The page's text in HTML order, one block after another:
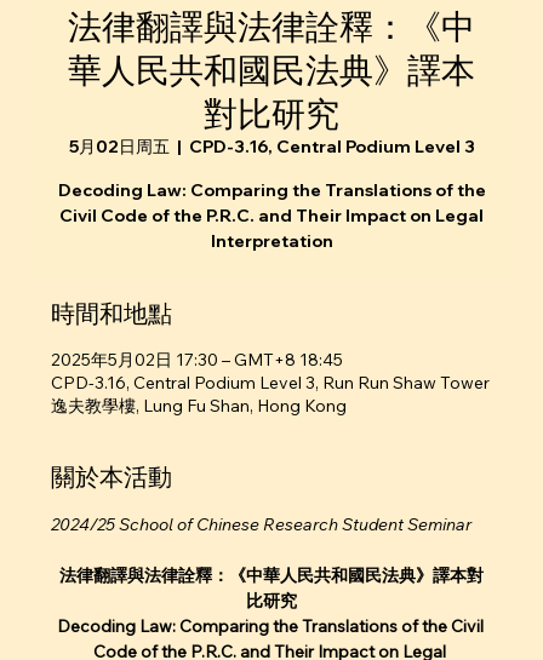
法律翻譯與法律詮釋：《中
華人民共和國民法典》譯本
對比研究
5月02日周五
  |
CPD-3.16, Central Podium Level 3
Decoding Law: Comparing the Translations of the
Civil Code of the P.R.C. and Their Impact on Legal
Interpretation
時間和地點
2025年5月02日 17:30 – GMT+8 18:45
CPD-3.16, Central Podium Level 3, Run Run Shaw Tower
逸夫教學樓, Lung Fu Shan, Hong Kong
關於本活動
2024/25 School of Chinese Research Student Seminar
法律翻譯與法律詮釋：《中華人民共和國民法典》譯本對
比研究
Decoding Law: Comparing the Translations of the Civil
Code of the P.R.C. and Their Impact on Legal